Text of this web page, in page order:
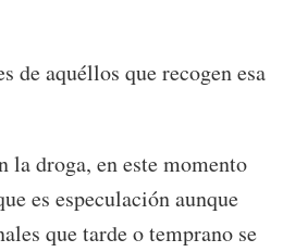
de aquéllos que recogen esa
la droga, en este momento
es especulación aunque
que tarde o temprano se